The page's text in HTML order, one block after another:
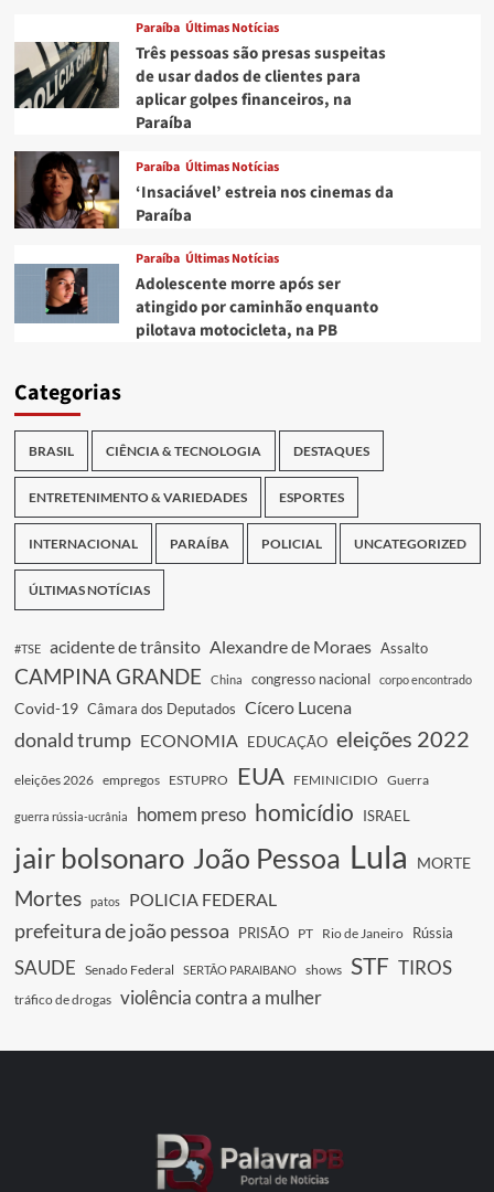
Paraíba Últimas Notícias
Três pessoas são presas suspeitas
de usar dados de clientes para
aplicar golpes financeiros, na
Paraíba
Paraíba Últimas Notícias
‘Insaciável’ estreia nos cinemas da
Paraíba
Paraíba Últimas Notícias
Adolescente morre após ser
atingido por caminhão enquanto
pilotava motocicleta, na PB
Categorias
BRASIL CIÊNCIA & TECNOLOGIA DESTAQUES
ENTRETENIMENTO & VARIEDADES ESPORTES
INTERNACIONAL PARAÍBA POLICIAL UNCATEGORIZED
ÚLTIMAS NOTÍCIAS
#TSE acidente de trânsito Alexandre de Moraes Assalto
CAMPINA GRANDE China congresso nacional corpo encontrado
Covid-19 Câmara dos Deputados Cícero Lucena
donald trump ECONOMIA EDUCAÇÃO eleições 2022
eleições 2026 empregos ESTUPRO EUA FEMINICIDIO Guerra
guerra rússia-ucrânia homem preso homicídio ISRAEL
jair bolsonaro João Pessoa Lula MORTE
Mortes patos POLICIA FEDERAL
prefeitura de joão pessoa PRISÃO PT Rio de Janeiro Rússia
SAUDE Senado Federal SERTÃO PARAIBANO shows STF TIROS
tráfico de drogas violência contra a mulher